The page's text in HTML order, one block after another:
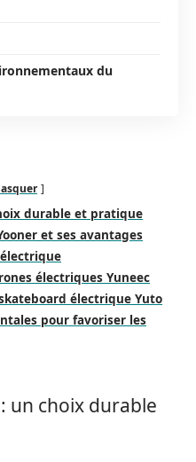
du
durable et pratique
et ses avantages
électriques Yuneec
électrique Yuto
pour favoriser les
un choix durable